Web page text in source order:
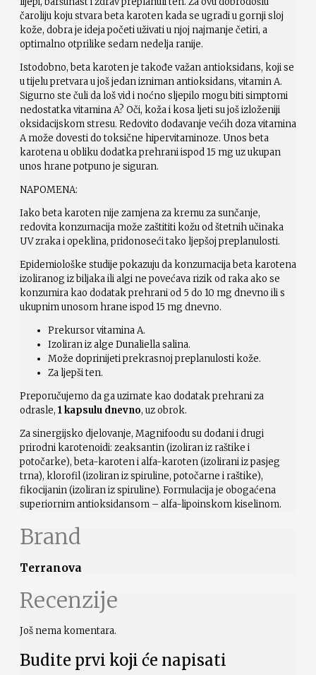
čaroliju koju stvara beta karoten kada se ugradi u gornji sloj
kože, dobra je ideja početi uživati u njoj najmanje četiri, a
optimalno otprilike sedam nedelja ranije.
Istodobno, beta karoten je takođe važan antioksidans, koji se
u tijelu pretvara u još jedan izniman antioksidans, vitamin A.
Sigurno ste čuli da loš vid i noćno sljepilo mogu biti simptomi
nedostatka vitamina A? Oči, koža i kosa ljeti su još izloženiji
oksidacijskom stresu. Redovito dodavanje većih doza vitamina
A može dovesti do toksične hipervitaminoze. Unos beta
karotena u obliku dodatka prehrani ispod 15 mg uz ukupan
unos hrane potpuno je siguran.
NAPOMENA:
Iako beta karoten nije zamjena za kremu za sunčanje,
redovita konzumacija može zaštititi kožu od štetnih učinaka
UV zraka i opeklina, pridonoseći tako ljepšoj preplanulosti.
Epidemiološke studije pokazuju da konzumacija beta karotena
izoliranog iz biljaka ili algi ne povećava rizik od raka ako se
konzumira kao dodatak prehrani od 5 do 10 mg dnevno ili s
ukupnim unosom hrane ispod 15 mg dnevno.
Prekursor vitamina A.
Izoliran iz alge Dunaliella salina.
Može doprinijeti prekrasnoj preplanulosti kože.
Za ljepši ten.
Preporučujemo da ga uzimate kao dodatak prehrani za
odrasle, 1 kapsulu dnevno, uz obrok.
Za sinergijsko djelovanje, Magnifoodu su dodani i drugi
prirodni karotenoidi: zeaksantin (izoliran iz raštike i
potočarke), beta-karoten i alfa-karoten (izolirani iz pasjeg
trna), klorofil (izoliran iz spiruline, potočarne i raštike),
fikocijanin (izoliran iz spiruline). Formulacija je obogaćena
superiornim antioksidansom – alfa-lipoinskom kiselinom.
Brand
Terranova
Recenzije
Još nema komentara.
Budite prvi koji će napisati